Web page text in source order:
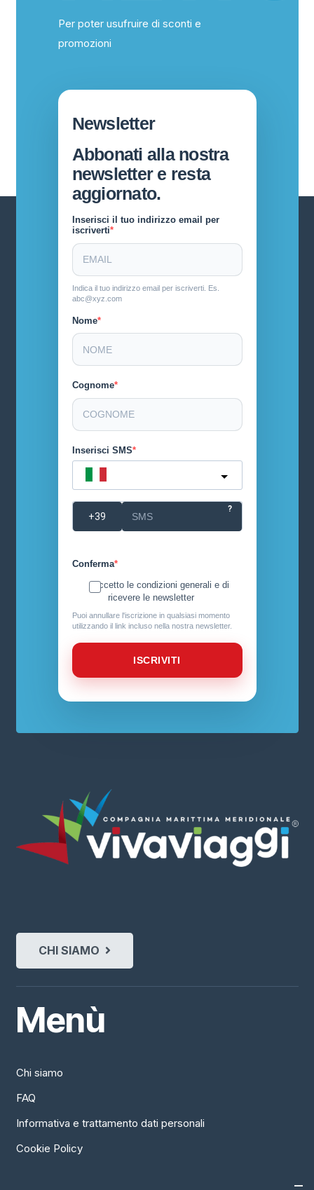
Per poter usufruire di sconti e
promozioni
Newsletter
Abbonati alla nostra
newsletter e resta
aggiornato.
Inserisci il tuo indirizzo email per
iscriverti
Indica il tuo indirizzo email per iscriverti. Es.
abc@xyz.com
Nome
Cognome
Inserisci SMS
?
Conferma
Accetto le condizioni generali e di
ricevere le newsletter
Puoi annullare l'iscrizione in qualsiasi momento
utilizzando il link incluso nella nostra newsletter.
ISCRIVITI
CHI SIAMO
Menù
Chi siamo
FAQ
Informativa e trattamento dati personali
Cookie Policy